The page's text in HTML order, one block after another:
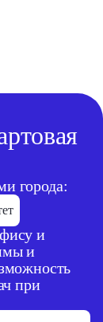
города:
и
и
при